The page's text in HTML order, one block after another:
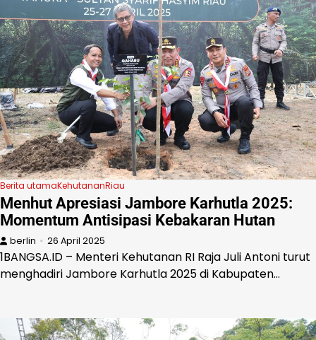
Berita utamaKehutananRiau
Menhut Apresiasi Jambore Karhutla 2025:
Momentum Antisipasi Kebakaran Hutan
berlin 26 April 2025
1BANGSA.ID – Menteri Kehutanan RI Raja Juli Antoni turut
menghadiri Jambore Karhutla 2025 di Kabupaten…